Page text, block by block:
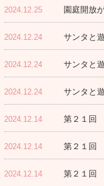
2024.12.25 園庭開放
2024.12.24 サンタと
2024.12.24 サンタと
2024.12.24 サンタと
2024.12.14 第２１回
2024.12.14 第２１回
2024.12.14 第２１回